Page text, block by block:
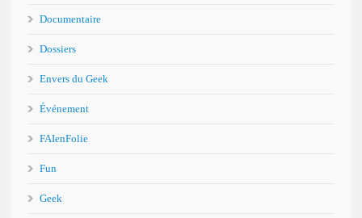
Documentaire
Dossiers
Envers du Geek
Événement
FAIenFolie
Fun
Geek